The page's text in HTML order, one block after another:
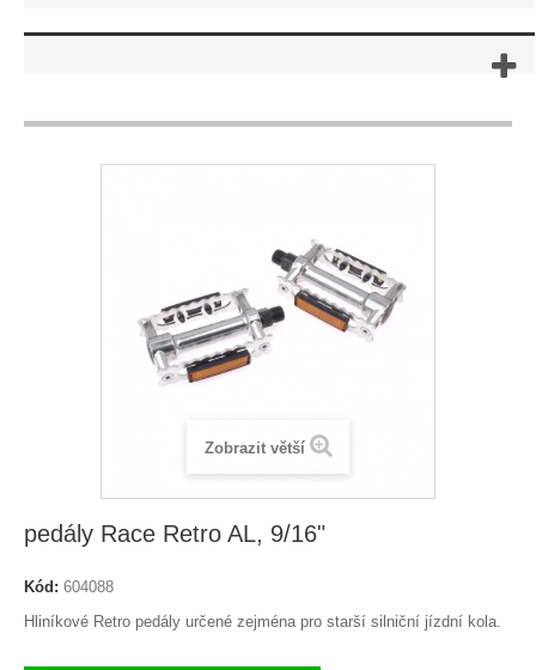
Zobrazit větší
pedály Race Retro AL, 9/16"
Kód: 604088
Hliníkové Retro pedály určené zejména pro starší silniční jízdní kola.